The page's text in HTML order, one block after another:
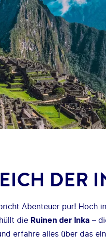
DER
Abenteuer pur! Hoch
die Ruinen der Inka–
erfahre alles über das